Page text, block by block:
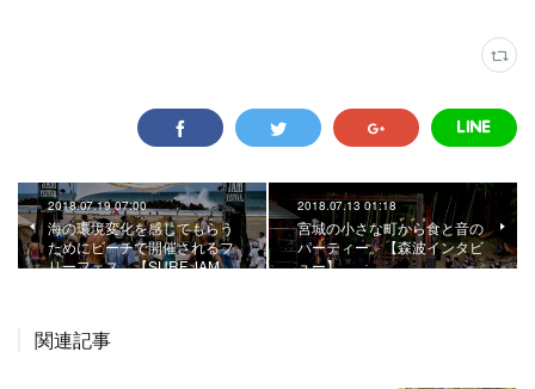
2018.07.19 07:00
海の環境変化を感じてもらう
ためにビーチで開催されるフ
リーフェス。【SURF JAM …
2018.07.13 01:18
宮城の小さな町から食と音の
パーティー。【森波インタビ
ュー】
関連記事